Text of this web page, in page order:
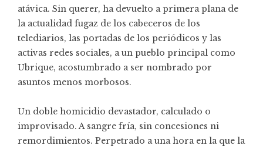
atávica. Sin querer, ha devuelto a primera plana de
la actualidad fugaz de los cabeceros de los
telediarios, las portadas de los periódicos y las
activas redes sociales, a un pueblo principal como
Ubrique, acostumbrado a ser nombrado por
asuntos menos morbosos.
Un doble homicidio devastador, calculado o
improvisado. A sangre fría, sin concesiones ni
remordimientos. Perpetrado a una hora en la que la